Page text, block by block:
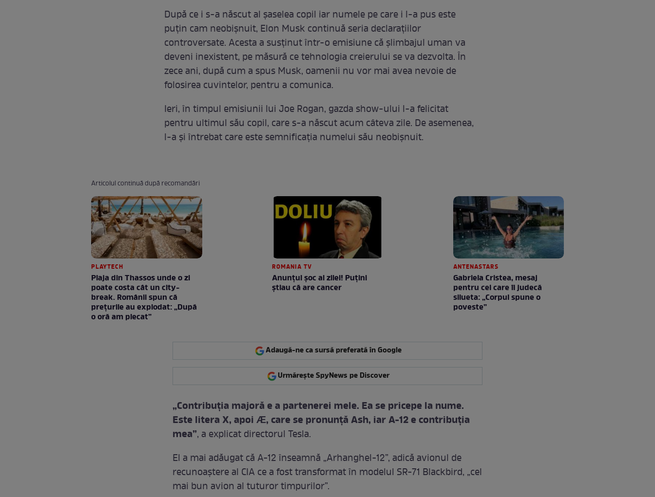
După ce i s-a născut al șaselea copil iar numele pe care i l-a pus este
puțin cam neobișnuit, Elon Musk continuă seria declarațiilor
controversate. Acesta a susținut într-o emisiune că șlimbajul uman va
deveni inexistent, pe măsură ce tehnologia creierului se va dezvolta. În
zece ani, după cum a spus Musk, oamenii nu vor mai avea nevoie de
folosirea cuvintelor, pentru a comunica.
Ieri, în timpul emisiunii lui Joe Rogan, gazda show-ului l-a felicitat
pentru ultimul său copil, care s-a născut acum câteva zile. De asemenea,
l-a și întrebat care este semnificația numelui său neobișnuit.
Articolul continuă după recomandări
PLAYTECH
Plaja din Thassos unde o zi
poate costa cât un city-
break. Românii spun că
prețurile au explodat: „După
o oră am plecat”
ROMANIA TV
Anunţul şoc al zilei! Puţini
ştiau că are cancer
ANTENASTARS
Gabriela Cristea, mesaj
pentru cei care îi judecă
silueta: „Corpul spune o
poveste”
Adaugă-ne ca sursă preferată în Google
Urmărește SpyNews pe Discover
„Contribuția majoră e a partenerei mele. Ea se pricepe la nume.
Este litera X, apoi Æ, care se pronunță Ash, iar A-12 e contribuția
mea”, a explicat directorul Tesla.
El a mai adăugat că A-12 înseamnă „Arhanghel-12”, adică avionul de
recunoaștere al CIA ce a fost transformat în modelul SR-71 Blackbird, „cel
mai bun avion al tuturor timpurilor”.